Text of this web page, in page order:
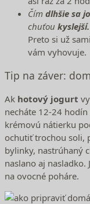
Čím dlhšie sa
chuťou kyslejší.
Preto si už
vám vyhovuje.
Tip na záver:
Ak hotový jogurt
necháte 12-24 hodín
krémovú nátierku
ochutiť trochou soli,
bylinky, nastrúhaný
naslano aj nasladko.
na ovocné poháre.